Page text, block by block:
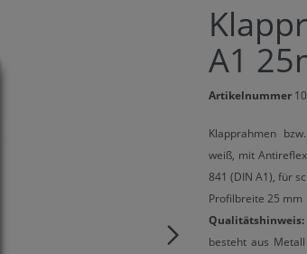
A1
Artikelnummer
Klapprahmen
weiß, mit
841 (DIN A1), für
Profilbreite 25 mm
Qualitätshinweis:
besteht aus